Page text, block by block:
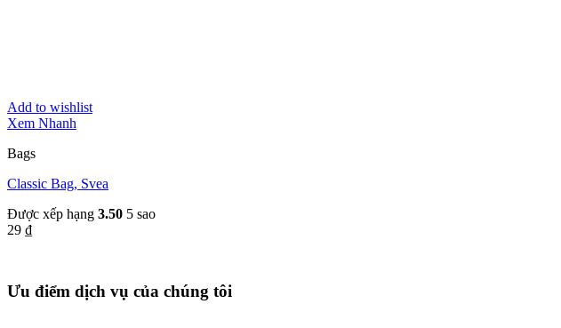
Add to wishlist
Xem Nhanh
Bags
Classic Bag, Svea
Được xếp hạng 3.50 5 sao
29 ₫
Ưu điểm dịch vụ của chúng tôi